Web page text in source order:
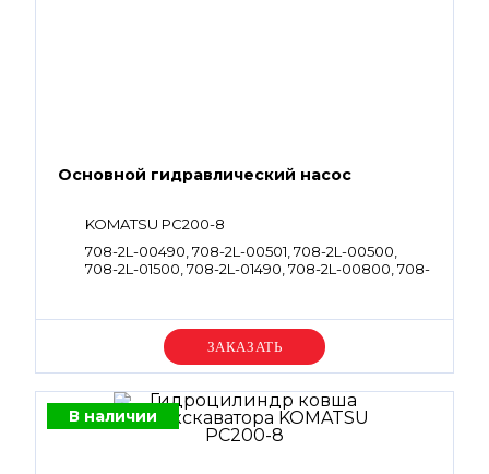
Основной гидравлический насос
KOMATSU PC200-8
708-2L-00490, 708-2L-00501, 708-2L-00500,
708-2L-01500, 708-2L-01490, 708-2L-00800, 708-
Уточняйте цену
В наличии